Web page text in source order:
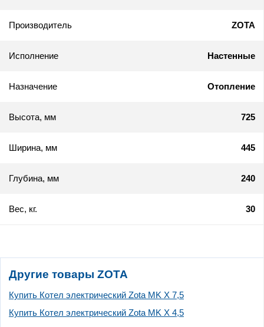
Производитель ZOTA
Исполнение Настенные
Назначение Отопление
Высота, мм 725
Ширина, мм 445
Глубина, мм 240
Вес, кг. 30
Другие товары ZOTA
Купить Котел электрический Zota MK X 7,5
Купить Котел электрический Zota MK X 4,5